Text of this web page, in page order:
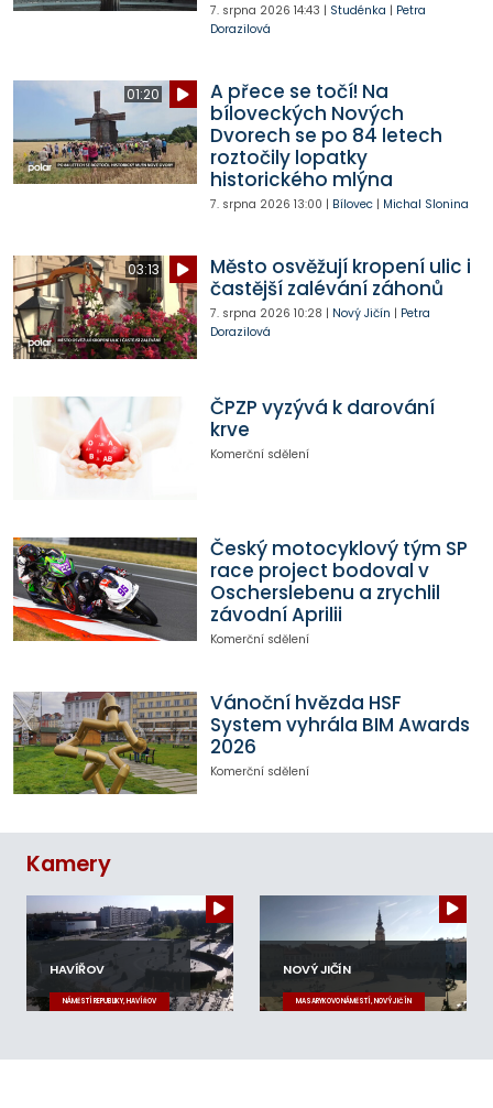
7. srpna 2026 14:43 | Studénka | Petra
Dorazilová
01:20
A přece se točí! Na
bíloveckých Nových
Dvorech se po 84 letech
roztočily lopatky
historického mlýna
7. srpna 2026 13:00 | Bílovec| Michal Slonina
03:13
Město osvěžují kropení ulic i
častější zalévání záhonů
7. srpna 2026 10:28 | Nový Jičín | Petra
Dorazilová
ČPZP vyzývá k darování
krve
Komerční sdělení
Český motocyklový tým SP
race project bodoval v
Oscherslebenu a zrychlil
závodní Aprilii
Komerční sdělení
Vánoční hvězda HSF
System vyhrála BIM Awards
2026
Komerční sdělení
Kamery
HAVÍŘOV
NÁMĚSTÍ REPUBLIKY, HAVÍŘOV
NOVÝ JIČÍN
MASARYKOVO NÁMĚSTÍ, NOVÝ JIČÍN